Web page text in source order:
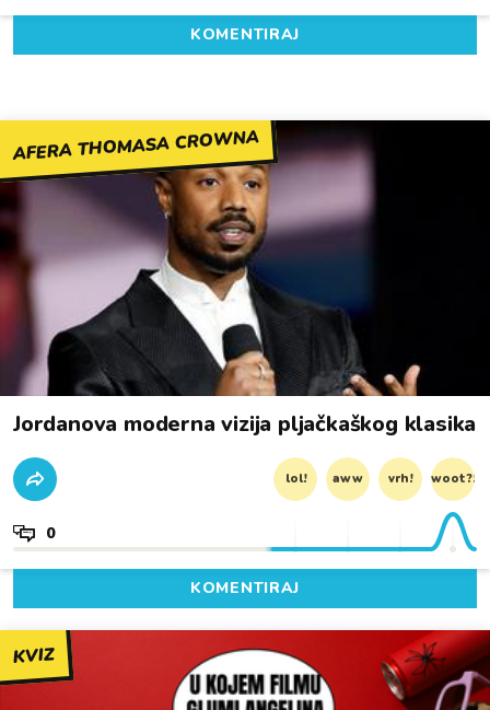
KOMENTIRAJ
AFERA THOMASA CROWNA
Jordanova moderna vizija pljačkaškog klasika
lol! aww vrh! woot?!
0
KOMENTIRAJ
KVIZ